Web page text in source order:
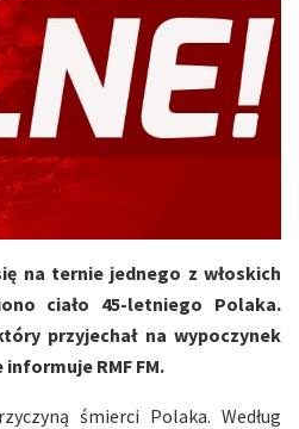
na ternie jednego z włoskich
ciało 45-letniego Polaka.
przyjechał na wypoczynek
RMF FM.
śmierci Polaka. Według